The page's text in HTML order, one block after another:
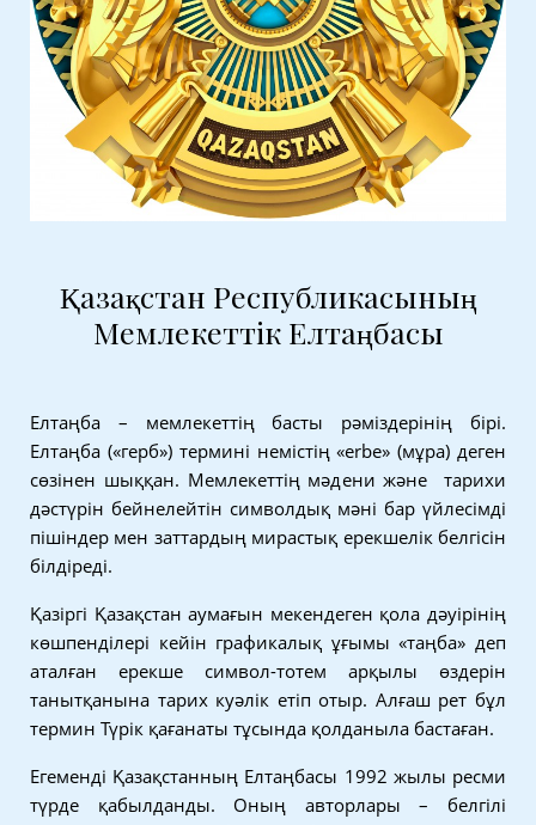
Қазақстан Республикасының
Мемлекеттiк Елтаңбасы
Елтаңба – мемлекеттің басты рәміздерінің бірі.
Елтаңба («герб») термині немістің «erbe» (мұра) деген
сөзінен шыққан. Мемлекеттің мәдени және тарихи
дәстүрін бейнелейтін символдық мәні бар үйлесімді
пішіндер мен заттардың мирастық ерекшелік белгісін
білдіреді.
Қазіргі Қазақстан аумағын мекендеген қола дәуірінің
көшпенділері кейін графикалық ұғымы «таңба» деп
аталған ерекше символ-тотем арқылы өздерін
танытқанына тарих куәлік етіп отыр. Алғаш рет бұл
термин Түрік қағанаты тұсында қолданыла бастаған.
Егеменді Қазақстанның Елтаңбасы 1992 жылы ресми
түрде қабылданды. Оның авторлары – белгілі